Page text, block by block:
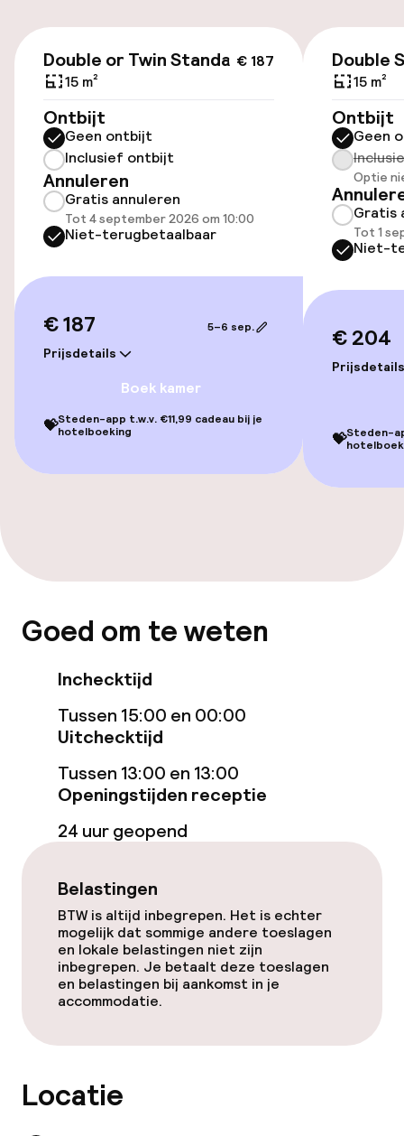
Openbaar parkeren
Fietsen beschikbaar
Toegankelijkheid
Lift
Gratis wifi
Eet- en drinkdiensten
Beleid
Kleine huisdieren toegestaan (minder
dan de 5 kg)
Grote huisdieren toegestaan (meer
dan 5 kg)
€ 187
Double or Twin Standard
15 m²
Ontbijt
Geen ontbijt
Inclusief ontbijt
Annuleren
Gratis annuleren
Tot 4 september 2026 om 10:00
Niet-terugbetaalbaar
€ 187
Prijsdetails
5–6 sep.
Boek kamer
💝Steden-app t.w.v. €11,99 cadeau bij je
hotelboeking
Double
15 m²
Ontbijt
Geen
Optie
Gratis
Tot 1
Niet-
€ 204
Prijsdetails
💝Steden-
Goed om te weten
Inchecktijd
Tussen 15:00 en 00:00
Uitchecktijd
Tussen 13:00 en 13:00
Openingstijden receptie
24 uur geopend
Belastingen
BTW is altijd inbegrepen. Het is echter
mogelijk dat sommige andere toeslagen
en lokale belastingen niet zijn
inbegrepen. Je betaalt deze toeslagen
en belastingen bij aankomst in je
accommodatie.
Locatie